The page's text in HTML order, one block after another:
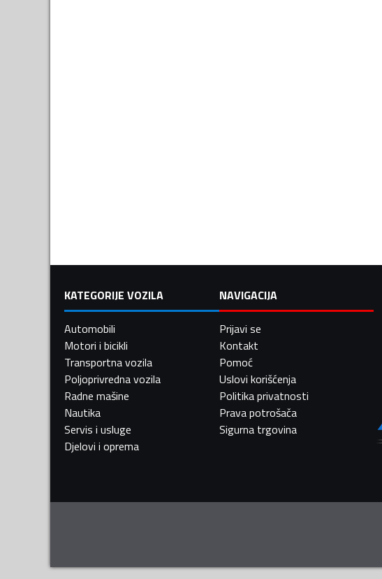
KATEGORIJE VOZILA
Automobili
Motori i bicikli
Transportna vozila
Poljoprivredna vozila
Radne mašine
Nautika
Servis i usluge
Djelovi i oprema
NAVIGACIJA
Prijavi se
Kontakt
Pomoć
Uslovi korišćenja
Politika privatnosti
Prava potrošača
Sigurna trgovina